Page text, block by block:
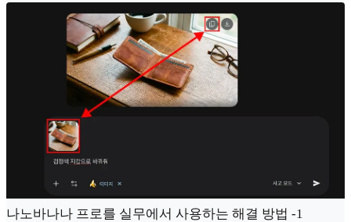
나노바나나 프로를 실무에서 사용하는 해결 방법 -1